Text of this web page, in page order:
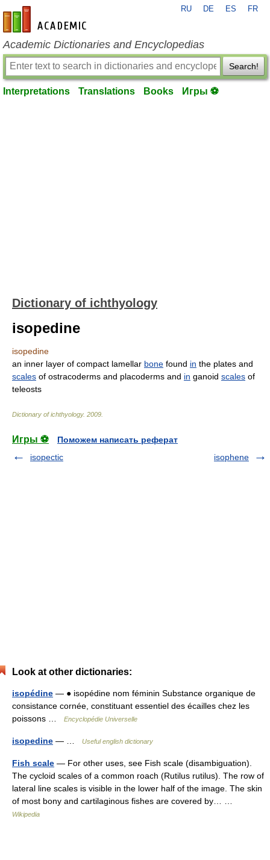
en-academic.com
RU DE ES FR
Academic Dictionaries and Encyclopedias
Search!
Interpretations Translations Books Игры ⚽
Dictionary of ichthyology
isopedine
isopedine
an inner layer of compact lamellar bone found in the plates and
scales of ostracoderms and placoderms and in ganoid scales of
teleosts
Dictionary of ichthyology. 2009
Игры ⚽
Поможем написать реферат
isopectic
isophene
Look at other dictionaries:
isopédine — ● isopédine nom féminin Substance organique de
consistance cornée, constituant essentiel des écailles chez les
poissons …
Encyclopédie Universelle
isopedine — … Useful english dictionary
Fish scale — For other uses, see Fish scale (disambiguation).
The cycloid scales of a common roach (Rutilus rutilus). The row of
lateral line scales is visible in the lower half of the image. The skin
of most bony and cartilaginous fishes are covered by… …
Wikipedia